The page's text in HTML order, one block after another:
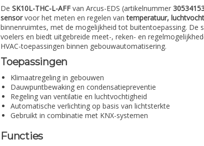
De SK10L-THC-L-AFF van Arcus-EDS (artikelnummer
sensorvoor het meten en regelen vantemperatuur,
binnenruimtes, met de mogelijkheid tot buitentoepassing. De
voelers en biedt uitgebreide meet-, reken- en
HVAC-toepassingen binnen gebouwautomatisering.
Toepassingen
Klimaatregeling in gebouwen
Dauwpuntbewaking en condensatiepreventie
Regeling van ventilatie en luchtvochtigheid
Automatische verlichting op basis van lichtsterkte
Gebruikt in combinatie met KNX-systemen
Functies